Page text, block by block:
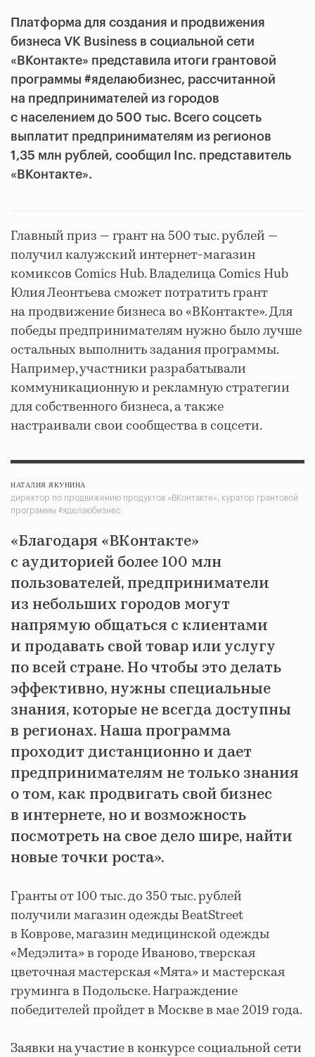
Платформа для создания и продвижения
бизнеса VK Business в социальной сети
«ВКонтакте» представила итоги грантовой
программы #яделаюбизнес, рассчитанной
на предпринимателей из городов
с населением до 500 тыс. Всего соцсеть
выплатит предпринимателям из регионов
1,35 млн рублей, сообщил Inc. представитель
«ВКонтакте».
Главный приз — грант на 500 тыс. рублей —
получил калужский интернет-магазин
комиксов Comics Hub. Владелица Comics Hub
Юлия Леонтьева сможет потратить грант
на продвижение бизнеса во «ВКонтакте». Для
победы предпринимателям нужно было лучше
остальных выполнить задания программы.
Например, участники разрабатывали
коммуникационную и рекламную стратегии
для собственного бизнеса, а также
настраивали свои сообщества в соцсети.
НАТАЛИЯ ЯКУНИНА
директор по продвижению продуктов «ВКонтакте», куратор грантовой
программы #яделаюбизнес
«Благодаря «ВКонтакте»
с аудиторией более 100 млн
пользователей, предприниматели
из небольших городов могут
напрямую общаться с клиентами
и продавать свой товар или услугу
по всей стране. Но чтобы это делать
эффективно, нужны специальные
знания, которые не всегда доступны
в регионах. Наша программа
проходит дистанционно и дает
предпринимателям не только знания
о том, как продвигать свой бизнес
в интернете, но и возможность
посмотреть на свое дело шире, найти
новые точки роста».
Гранты от 100 тыс. до 350 тыс. рублей
получили магазин одежды BeatStreet
в Коврове, магазин медицинской одежды
«Медэлита» в городе Иваново, тверская
цветочная мастерская «Мята» и мастерская
груминга в Подольске. Награждение
победителей пройдет в Москве в мае 2019 года.
Заявки на участие в конкурсе социальной сети